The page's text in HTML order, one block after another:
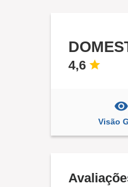
4,6
Visão